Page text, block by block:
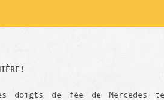
doigts de fée de Mercedes